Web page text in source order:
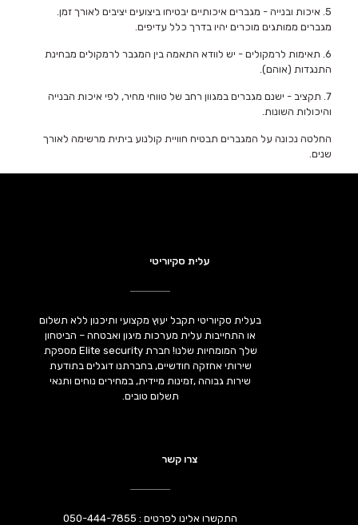
5. איכות ובנייה - מגברים איכותיים יבטיחו ביצועים יציבים לאורך זמן.
מגברים ממותגים מוכרים יהיו בדרך כלל עדיפים.
6. תאימות לרמקולים - יש לוודא התאמה בין המגבר לרמקולים מבחינת
התנגדות (אוהם).
7. תקציב - ישנם מגברים במגוון רחב של טווחי מחיר, לפי איכות הבנייה
והיכולות השונות.
החלטה נכונה על המגברים תבטיח חוויית קולנוע ביתית מרשימה לאורך
שנים.
עלית סקיוריטי
בעלית סקיוריטי תקבל יעוץ מקצועי ותיכנון ללא תשלום
או התחייבות עלית מערכות מיגון ואבטחה – הביטחון
שלך המומחיות שלנו! חברת Elite security מספקת
שירותי אחזקה חודשיים, בחברתנו דוגלים בתודעת
שירות גבוהה ,זמינות מיידית, במחירים נוחים ותנאי
תשלום טובים.
צרו קשר
התקשרו אלינו לפרטים : 050-444-7855